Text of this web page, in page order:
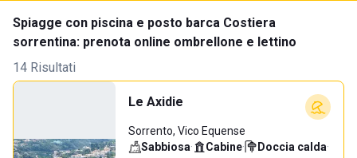
Spiagge con piscina e posto barca Costiera
sorrentina: prenota online ombrellone e lettino
14 Risultati
Le Axidie
Sorrento, Vico Equense
Sabbiosa· Cabine· Doccia calda·